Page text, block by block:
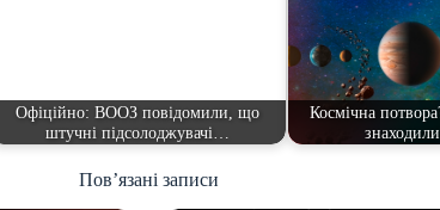
Офіційно: ВООЗ повідомили, що
штучні підсолоджувачі…
Космічна
Пов’язані записи